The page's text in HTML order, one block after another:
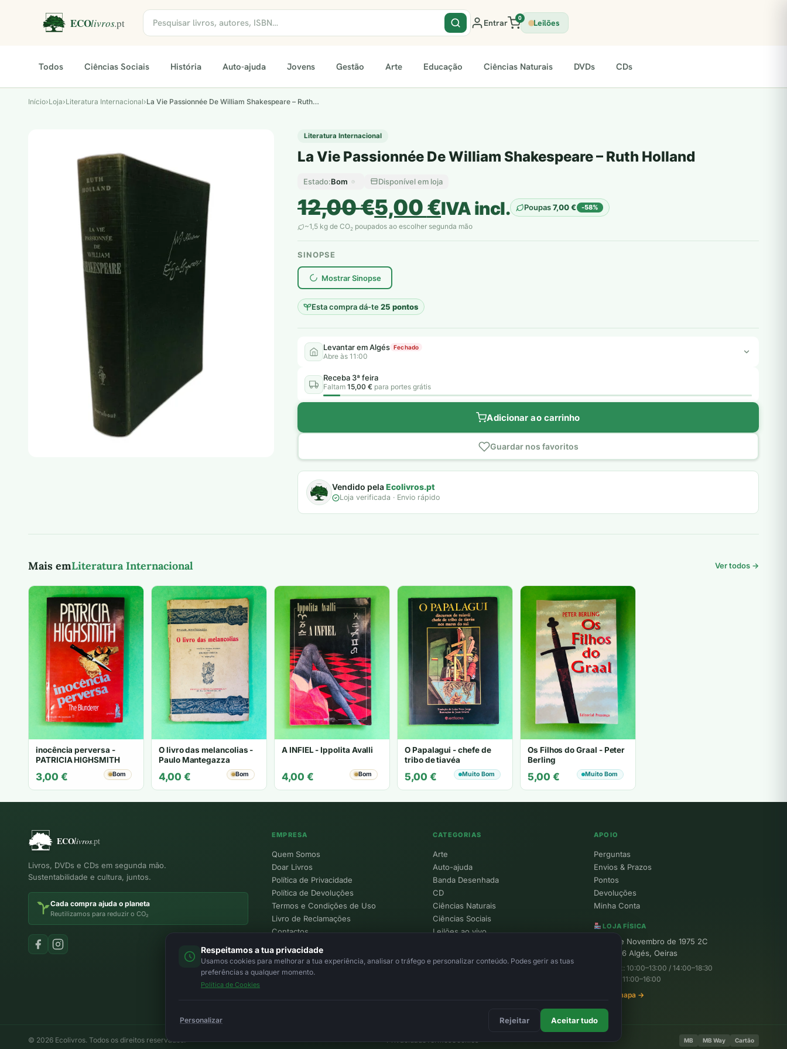
Entrar 0 Leilões
Todos Ciências Sociais História Auto-ajuda Jovens Gestão Arte Educação Ciências Naturais DVDs CDs
Início›Loja›Literatura Internacional›La Vie Passionnée De William Shakespeare – Ruth…
Literatura Internacional
La Vie Passionnée De William Shakespeare – Ruth Holland
Estado:Bom Disponível em loja
12,00€
O
preço
original
era:
12,00 €.
5,00€
O
preço
atual
é:
5,00 €.
IVA incl. Poupas7,00€ -58%
~1,5 kg de CO2 poupados ao escolher segunda mão
SINOPSE
Mostrar Sinopse
Esta compra dá-te25 pontos
plantar árvores reais
Levantar em Algés Fechado
Abre às 11:00
Receba 3ª feira
Faltam 15,00 € para portes grátis
Adicionar ao carrinho
Guardar nos favoritos
Vendido pelaEcolivros.pt
Loja verificada · Envio rápido
Mais emLiteratura Internacional Ver todos →
inocência perversa -
PATRICIA HIGHSMITH
3,00 € Bom
O livro das melancolias -
Paulo Mantegazza
4,00 € Bom
A INFIEL - Ippolita Avalli
4,00 € Bom
O Papalagui - chefe de
tribo de tiavéa
5,00 € Muito Bom
Os Filhos do Graal - Peter
Berling
5,00 € Muito Bom
Livros, DVDs e CDs em segunda mão.
Sustentabilidade e cultura, juntos.
Cada compra ajuda o planeta
Reutilizamos para reduzir o CO₂
EMPRESA
Quem Somos
Doar Livros
Política de Privacidade
Política de Devoluções
Termos e Condições de Uso
Livro de Reclamações
Contactos
CATEGORIAS
Arte
Auto-ajuda
Banda Desenhada
CD
Ciências Naturais
Ciências Sociais
Leilões ao vivo
APOIO
Perguntas
Envios & Prazos
Pontos
Devoluções
Minha Conta
LOJA FÍSICA
R. 25 de Novembro de 1975 2C
1495-156 Algés, Oeiras
Seg–Sex: 10:00–13:00 / 14:00–18:30
Sábado: 11:00–16:00
Ver no mapa →
© 2026 Ecolivros. Todos os direitos reservados. PrivacidadeTermosCookies MB MB Way Cartão
Respeitamos a tua privacidade
Usamos cookies para melhorar a tua experiência, analisar o tráfego e personalizar conteúdo. Podes gerir as tuas
preferências a qualquer momento.
Política de Cookies
Personalizar Rejeitar Aceitar tudo